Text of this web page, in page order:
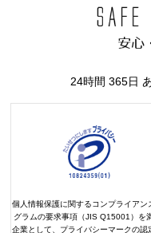
24時間 365日
個人情報保護に関するコンプライアン
グラムの要求事項（JIS Q15001）を
企業として、プライバシーマークの認